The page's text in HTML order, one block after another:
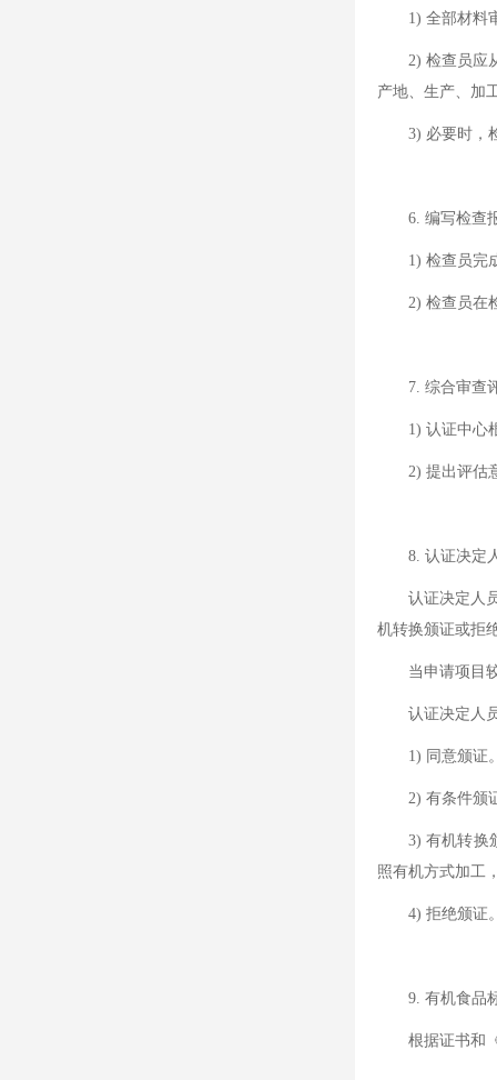
1) 全部材料审
2) 检查员应从
产地、生产、加
3) 必要时，检
6. 编写检查
1) 检查员完成
2) 检查员在检
7. 综合审查
1) 认证中心根
2) 提出评估意
8. 认证决定人
认证决定人员
机转换颁证或拒
当申请项目较
认证决定人员/
1) 同意颁证。
2) 有条件颁证
3) 有机转换颁
照有机方式加工
4) 拒绝颁证。
9. 有机食品
根据证书和《